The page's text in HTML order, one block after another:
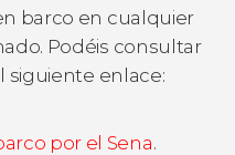
barco en cualquier
Podéis consultar
siguiente enlace:
por el Sena.